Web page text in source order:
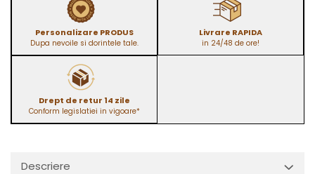
Personalizare PRODUS
Dupa nevoile si dorintele tale.
Livrare RAPIDA
in 24/48 de ore!
Drept de retur 14 zile
Conform legislatiei in vigoare*
Descriere